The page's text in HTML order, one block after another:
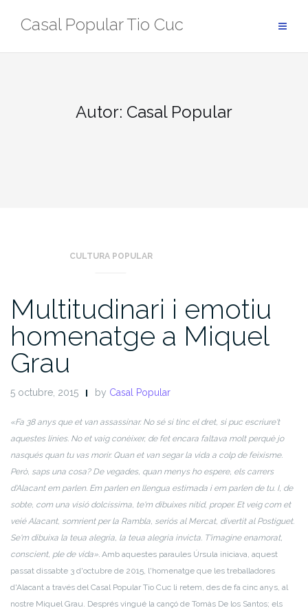
Casal Popular Tio Cuc
Autor: Casal Popular
CULTURA POPULAR
Multitudinari i emotiu
homenatge a Miquel
Grau
5 octubre, 2015 by Casal Popular
«Fa 38 anys que et van assassinar. No sé si tinc el dret, si puc escriure't
aquestes línies. No et vaig conèixer, de fet encara faltava molt perquè jo
nasqués quan tu vas morir. Quan et van segar la vida a colp de feixisme.
Però, saps una cosa? De vegades, quan menys ho espere, els carrers
d'Alacant em parlen. Em parlen en llengua estimada i em parlen de tu. I, de
sobte, com una visió dolcíssima, te'm dibuixes nítid, proper. Et veig com et
veié Alacant, somrient per la Rambla, seriós al Mercat, divertit al Postiguet.
Se'm dibuixa la teua alegria, la teua alegria invicta. T'imagine enamorat,
conscient, ple de vida». Amb aquestes paraules Úrsula iniciava, aquest
passat dissabte 3 d'octubre de 2015, l'homenatge que les treballadores
d'Alacant a través del Casal Popular Tio Cuc li retem, des de fa cinc anys, al
nostre Miquel Grau. Després vingué la cançó de Tomàs De los Santos; els